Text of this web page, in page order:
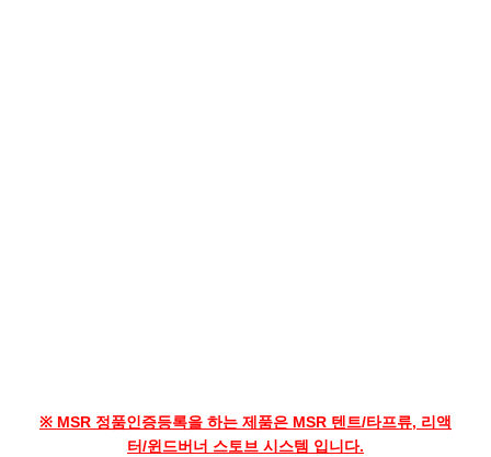
※ MSR 정품인증등록을 하는 제품은 MSR 텐트/타프류, 리액
터/윈드버너 스토브 시스템 입니다.